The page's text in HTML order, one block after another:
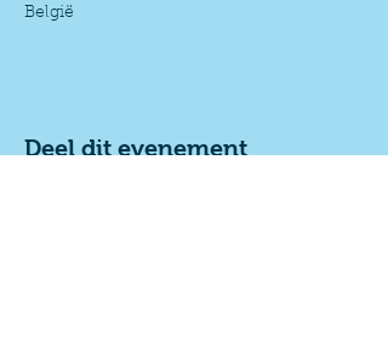
België
Deel dit evenement